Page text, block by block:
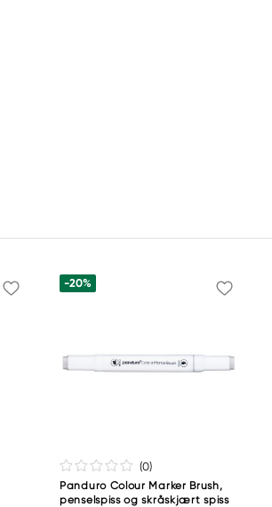
-20%
(0)
Panduro Colour Marker Brush,
penselspiss og skråskjært spiss